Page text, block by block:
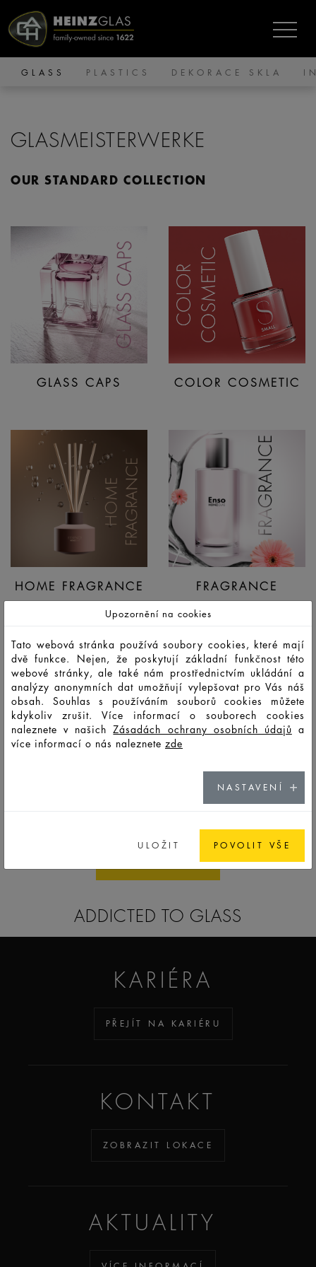
GLASS PLASTICS DEKORACE SKLA
GLASMEISTERWERKE
OUR STANDARD COLLECTION
GLASS CAPS COLOR COSMETIC
HOME FRAGRANCE FRAGRANCE
ALL STANDARDS
ADDICTED TO GLASS
KARIÉRA
PŘEJÍT NA KARIÉRU
KONTAKT
ZOBRAZIT LOKACE
AKTUALITY
Upozornění na cookies
Tato webová stránka používá soubory cookies, které mají
dvě funkce. Nejen, že poskytují základní funkčnost této
webové stránky, ale také nám prostřednictvím ukládání a
analýzy anonymních dat umožňují vylepšovat pro Vás náš
obsah. Souhlas s používáním souborů cookies můžete
kdykoliv zrušit. Více informací o souborech cookies
naleznete v našichZásadách ochrany osobních údajů a
více informací o nás naleznete zde
NASTAVENÍ
ULOŽIT POVOLIT VŠE